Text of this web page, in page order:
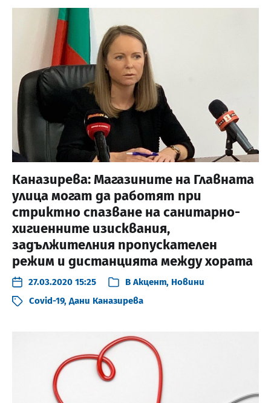
Каназирева: Магазините на Главната
улица могат да работят при
стриктно спазване на санитарно-
хигиенните изисквания,
задължителния пропускателен
режим и дистанцията между хората
27.03.2020 15:25 В Акцент, Новини
Covid-19,Дани Каназирева